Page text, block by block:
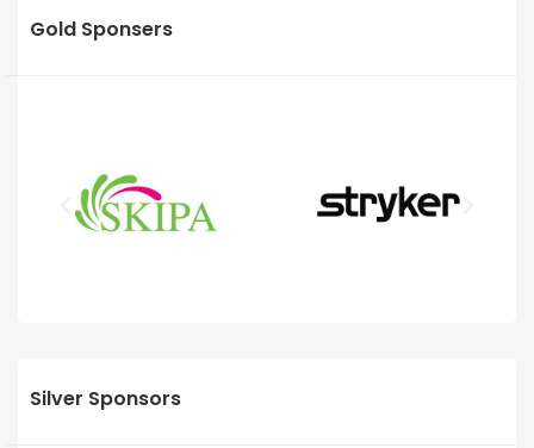
Gold Sponsers
Silver Sponsors